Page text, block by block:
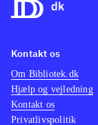
Kontakt os
Om Bibliotek.dk
Hjælp og vejledning
Kontakt os
Privatlivspolitik